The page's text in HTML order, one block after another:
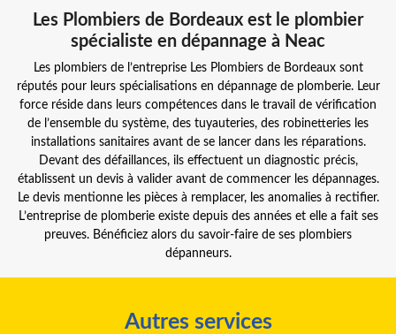
Les Plombiers de Bordeaux est le plombier
spécialiste en dépannage à Neac
Les plombiers de l’entreprise Les Plombiers de Bordeaux sont
réputés pour leurs spécialisations en dépannage de plomberie. Leur
force réside dans leurs compétences dans le travail de vérification
de l’ensemble du système, des tuyauteries, des robinetteries les
installations sanitaires avant de se lancer dans les réparations.
Devant des défaillances, ils effectuent un diagnostic précis,
établissent un devis à valider avant de commencer les dépannages.
Le devis mentionne les pièces à remplacer, les anomalies à rectifier.
L’entreprise de plomberie existe depuis des années et elle a fait ses
preuves. Bénéficiez alors du savoir-faire de ses plombiers
dépanneurs.
Autres services